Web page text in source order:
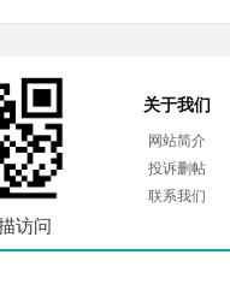
访问
关于我们
网站简介
投诉删帖
联系我们